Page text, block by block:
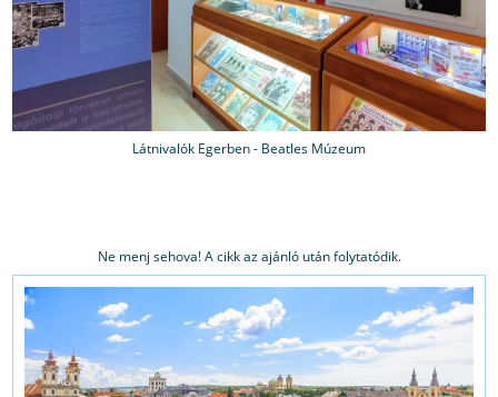
Látnivalók Egerben - Beatles Múzeum
Ne menj sehova! A cikk az ajánló után folytatódik.